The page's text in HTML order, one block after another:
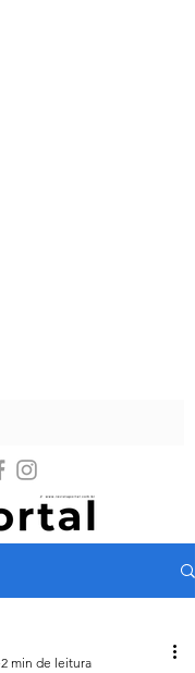
2 min de leitura